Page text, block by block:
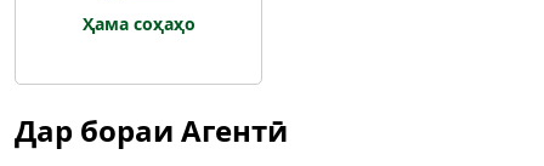
Ҳама соҳаҳо
Дар бораи Агентӣ